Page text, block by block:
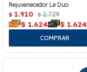
Rejuvenecedor Le Duo
$ 1.910 $ 2.729
$ 1.624 $ 1.624